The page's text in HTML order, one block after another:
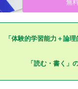
無
「体験的学習能力＋論
「読む・書く」